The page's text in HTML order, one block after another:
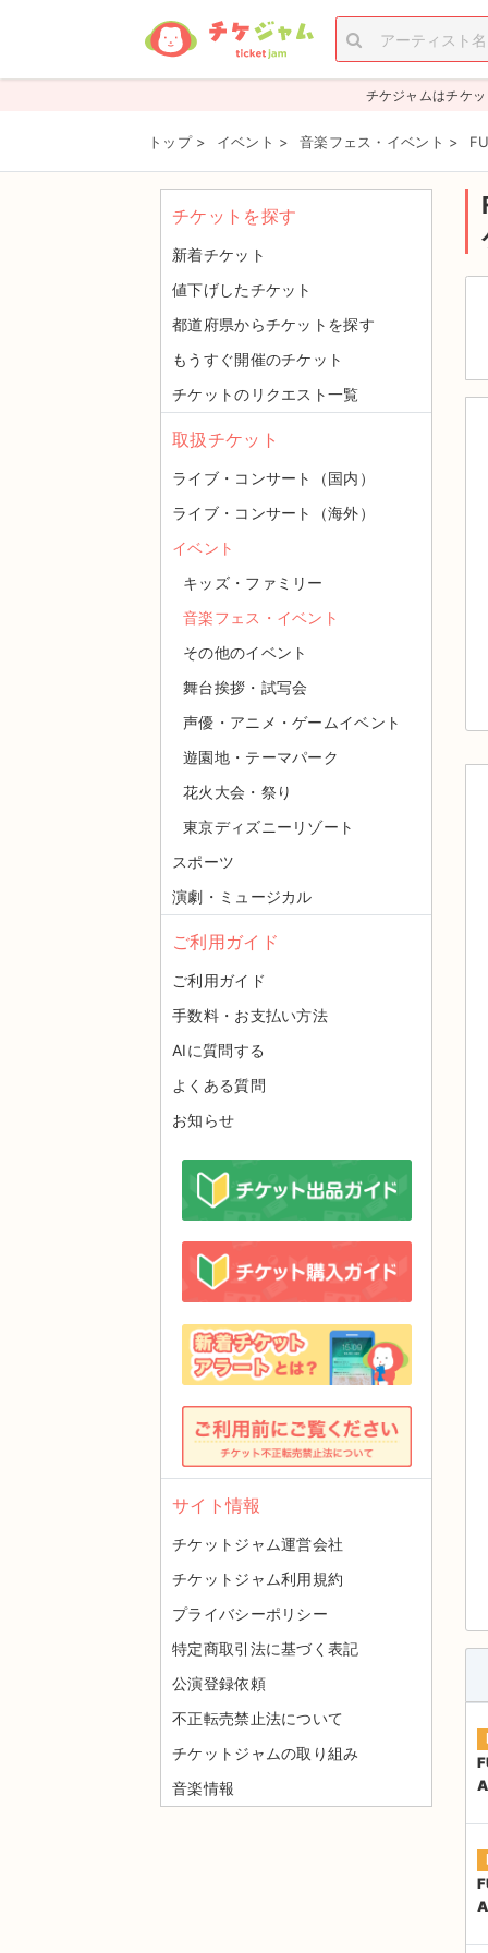
チケジャムはチケ
トップ > イベント > 音楽フェス・イベント >
チケットを探す
新着チケット
値下げしたチケット
都道府県からチケットを探す
もうすぐ開催のチケット
チケットのリクエスト一覧
取扱チケット
ライブ・コンサート（国内）
ライブ・コンサート（海外）
イベント
キッズ・ファミリー
音楽フェス・イベント
その他のイベント
舞台挨拶・試写会
声優・アニメ・ゲームイベント
遊園地・テーマパーク
花火大会・祭り
東京ディズニーリゾート
スポーツ
演劇・ミュージカル
ご利用ガイド
ご利用ガイド
手数料・お支払い方法
AIに質問する
よくある質問
お知らせ
サイト情報
チケットジャム運営会社
チケットジャム利用規約
プライバシーポリシー
特定商取引法に基づく表記
公演登録依頼
不正転売禁止法について
チケットジャムの取り組み
音楽情報